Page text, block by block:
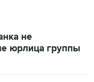
не
юрлица группы